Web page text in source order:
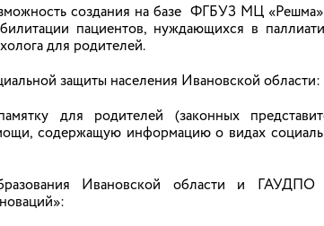
и региональное законодательство внесен
учебный год определены особенности
закреплена возможность
при посещении платных мероприятий
реализации образовательных программ
списки литературы для
и др.
создания на базе ФГБУЗ МЦ
пациентов, нуждающихся в
для родителей.
защиты населения Ивановской области:
для родителей (законных
содержащую информацию о видах
Ивановской области и ГАУДПО